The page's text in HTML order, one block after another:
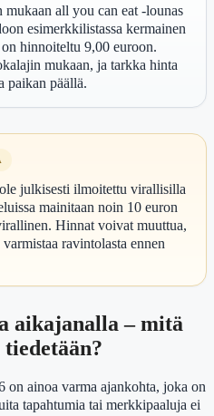
all you can eat -lounas
esimerkkilistassa kermainen
hinnoiteltu 9,00 euroon.
mukaan, ja tarkka hinta
paikan päällä.
julkisesti ilmoitettu virallisilla
mainitaan noin 10 euron
Hinnat voivat muuttua,
ravintolasta ennen
aikajanalla – mitä
on ainoa varma ajankohta, joka on
tapahtumia tai merkkipaaluja ei